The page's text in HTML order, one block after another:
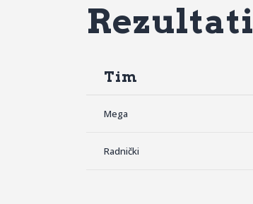
Rezultati
Tim
Mega
Radnički